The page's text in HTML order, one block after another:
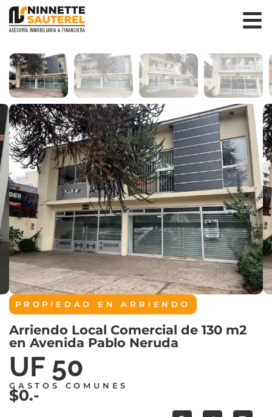
PROPIEDAD ENARRIENDO
Arriendo Local Comercial de 130 m2
en Avenida Pablo Neruda
UF 50
GASTOS COMUNES
$0.-